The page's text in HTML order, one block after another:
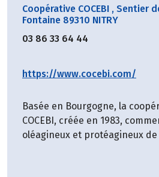
Coopérative COCEBI , Sentier
Fontaine 89310 NITRY
03 86 33 64 44
https://www.cocebi.com/
Basée en Bourgogne, la
COCEBI, créée en 1983,
oléagineux et protéagineux